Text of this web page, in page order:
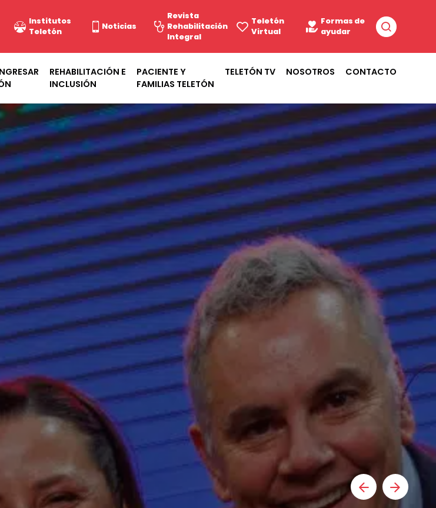
Institutos
Teletón
Noticias
Revista
Rehabilitación
Integral
Teletón
Virtual
Formas de
ayudar
REHABILITACIÓN E
INCLUSIÓN
PACIENTE Y
FAMILIAS TELETÓN
TELETÓN TV NOSOTROS CONTACTO